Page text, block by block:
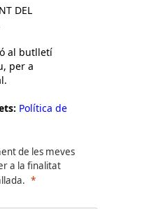
DEL
al butlletí
per a
Política de
de les meves
a la finalitat